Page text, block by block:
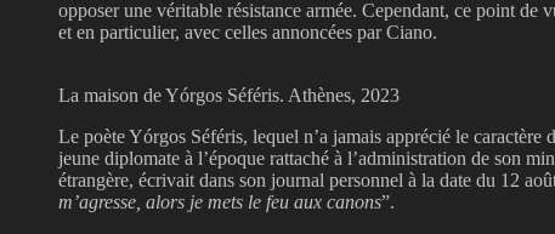
opposer une véritable résistance armée. Cependant, ce point
et en particulier, avec celles annoncées par Ciano.
La maison de Yórgos Séféris. Athènes, 2023
Le poète Yórgos Séféris, lequel n’a jamais apprécié le
jeune diplomate à l’époque rattaché à l’administration de son
étrangère, écrivait dans son journal personnel à la date du 12
m’agresse, alors je mets le feu aux canons”.